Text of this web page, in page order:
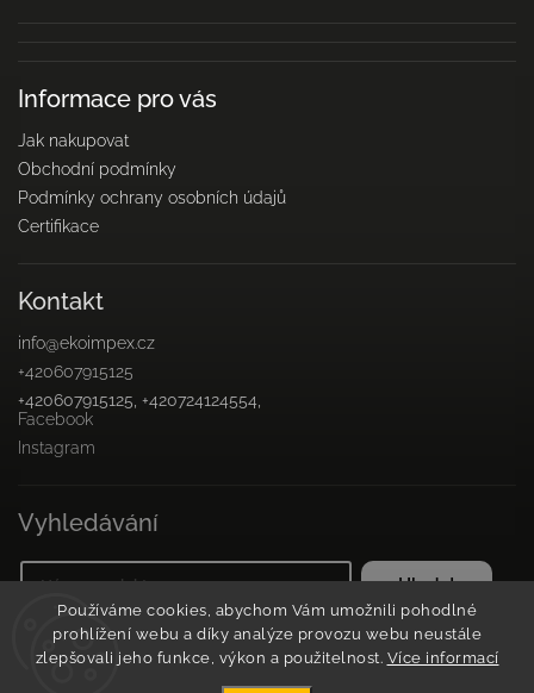
Používáme cookies, abychom Vám umožnili pohodlné
prohlížení webu a díky analýze provozu webu neustále
zlepšovali jeho funkce, výkon a použitelnost. Více informací
Informace pro vás
Jak nakupovat
Obchodní podmínky
Podmínky ochrany osobních údajů
Certifikace
Kontakt
info@ekoimpex.cz
+420607915125
+420607915125, +420724124554,
Facebook
Instagram
Vyhledávání
Hledat
Květinová farma v javorové aleji